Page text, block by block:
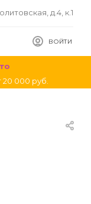
д.4, к.1
ВОЙТИ
20 000 руб.